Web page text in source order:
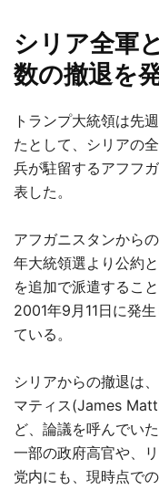
シリア全軍
数の撤退を
トランプ大統領は先
たとして、シリアの
兵が駐留するアフフ
表した。
アフガニスタンから
年大統領選より公約
を追加で派遣するこ
2001年9月11日に発
ている。
シリアからの撤退は
マティス(James
ど、論議を呼んでいた
一部の政府高官や、
党内にも、現時点で